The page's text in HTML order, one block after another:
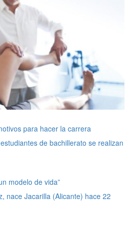
para hacer la carrera
de bachillerato se realizan
modelo de vida”
nace Jacarilla (Alicante) hace 22